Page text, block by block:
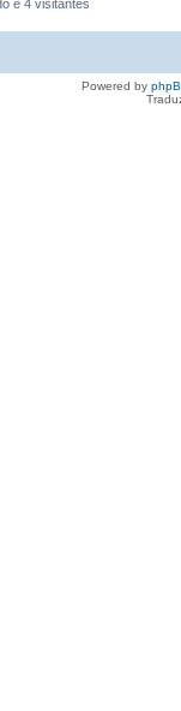
e 4 visitantes
Powered by